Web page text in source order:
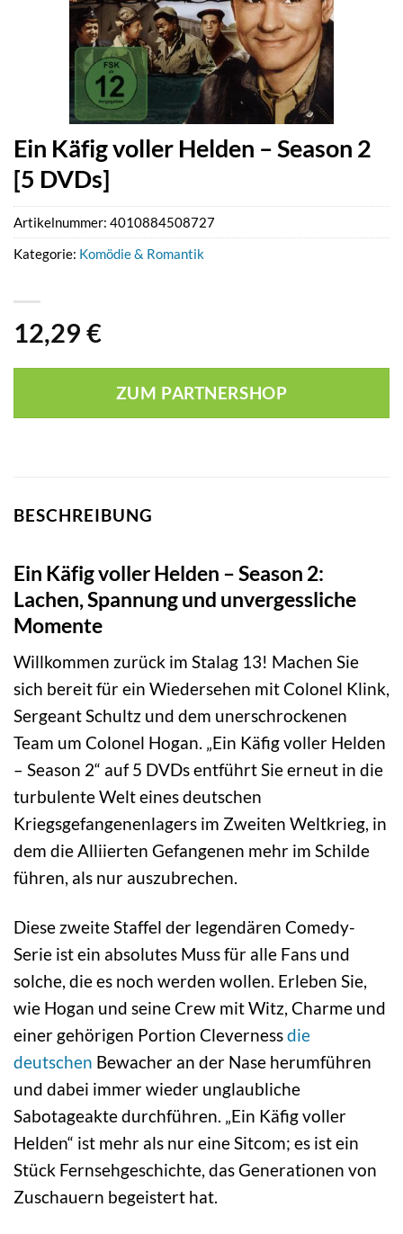
Ein Käfig voller Helden – Season 2
[5 DVDs]
12,29 €
ZUM PARTNERSHOP
Artikelnummer: 4010884508727
Kategorie: Komödie & Romantik
BESCHREIBUNG
Ein Käfig voller Helden – Season 2:
Lachen, Spannung und unvergessliche
Momente
Willkommen zurück im Stalag 13! Machen Sie
sich bereit für ein Wiedersehen mit Colonel Klink,
Sergeant Schultz und dem unerschrockenen
Team um Colonel Hogan. „Ein Käfig voller Helden
– Season 2“ auf 5 DVDs entführt Sie erneut in die
turbulente Welt eines deutschen
Kriegsgefangenenlagers im Zweiten Weltkrieg, in
dem die Alliierten Gefangenen mehr im Schilde
führen, als nur auszubrechen.
Diese zweite Staffel der legendären Comedy-
Serie ist ein absolutes Muss für alle Fans und
solche, die es noch werden wollen. Erleben Sie,
wie Hogan und seine Crew mit Witz, Charme und
einer gehörigen Portion Clevernessdie
deutschen Bewacher an der Nase herumführen
und dabei immer wieder unglaubliche
Sabotageakte durchführen. „Ein Käfig voller
Helden“ ist mehr als nur eine Sitcom; es ist ein
Stück Fernsehgeschichte, das Generationen von
Zuschauern begeistert hat.